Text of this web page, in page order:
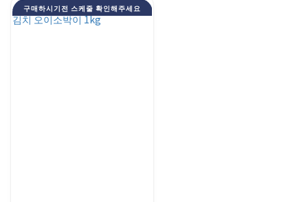
구매하시기전 스케줄 확인해주세요